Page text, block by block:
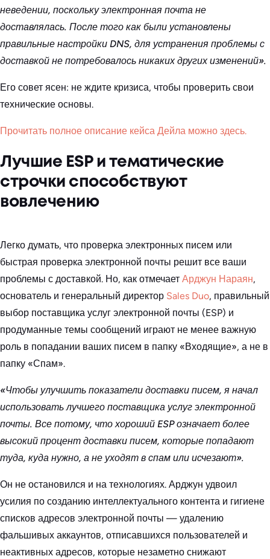
неведении, поскольку электронная почта не
доставлялась. После того как были установлены
правильные настройки DNS, для устранения проблемы с
доставкой не потребовалось никаких других изменений».
Его совет ясен: не ждите кризиса, чтобы проверить свои
технические основы.
Прочитать полное описание кейса Дейла можно здесь.
Лучшие ESP и тематические
строчки способствуют
вовлечению
Легко думать, что проверка электронных писем или
быстрая проверка электронной почты решит все ваши
проблемы с доставкой. Но, как отмечает Арджун Нараян,
основатель и генеральный директор Sales Duo, правильный
выбор поставщика услуг электронной почты (ESP) и
продуманные темы сообщений играют не менее важную
роль в попадании ваших писем в папку «Входящие», а не в
папку «Спам».
«Чтобы улучшить показатели доставки писем, я начал
использовать лучшего поставщика услуг электронной
почты. Все потому, что хороший ESP означает более
высокий процент доставки писем, которые попадают
туда, куда нужно, а не уходят в спам или исчезают».
Он не остановился и на технологиях. Арджун удвоил
усилия по созданию интеллектуального контента и гигиене
списков адресов электронной почты — удалению
фальшивых аккаунтов, отписавшихся пользователей и
неактивных адресов, которые незаметно снижают